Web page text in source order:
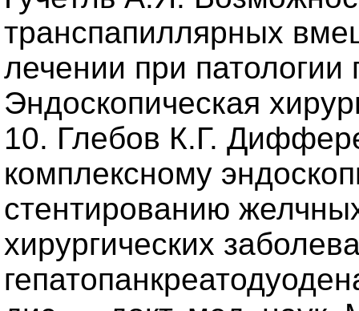
транспапиллярных
лечении при
Эндоскопическая
10. Глебов К.Г.
комплексному
стентированию
хирургических